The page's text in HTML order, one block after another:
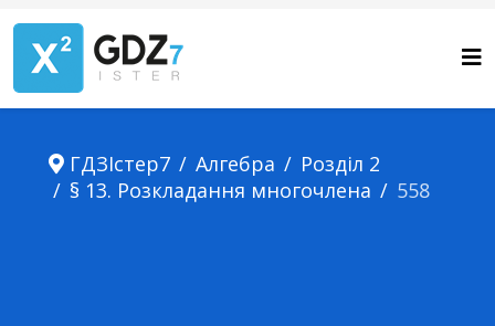
ГДЗІстер7 Алгебра
Розділ 2
§ 13. Розкладання многочлена
558